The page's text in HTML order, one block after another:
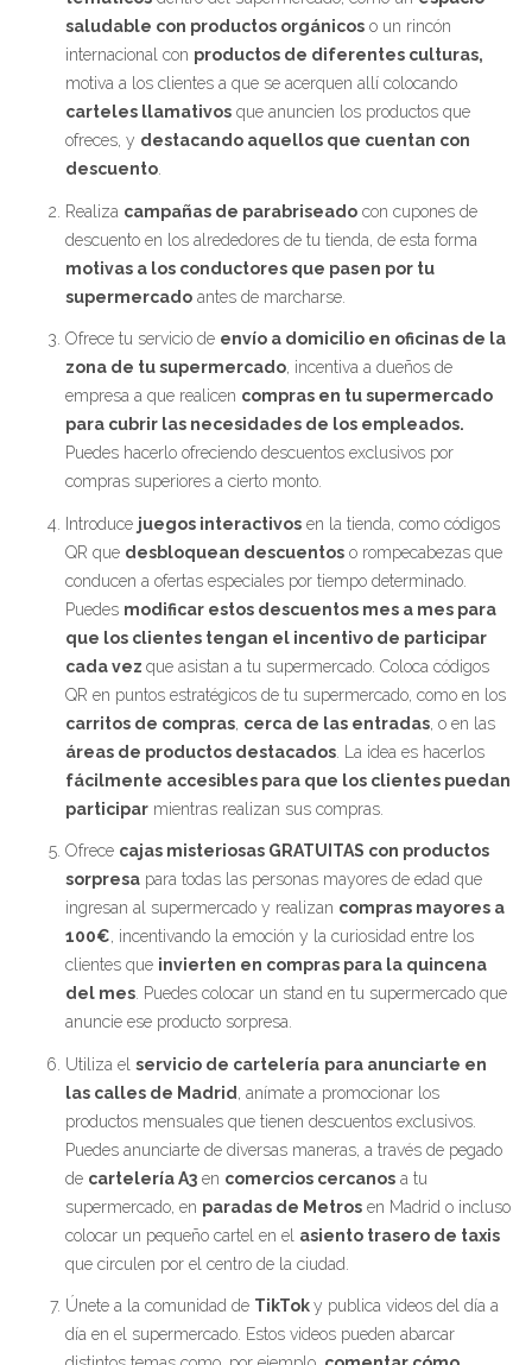
saludable con productos orgánicos o un rincón
internacional con productos de diferentes culturas,
motiva a los clientes a que se acerquen allí colocando
carteles llamativos que anuncien los productos que
ofreces, y destacando aquellos que cuentan con
descuento
Realiza campañas de parabriseado con cupones de
descuento en los alrededores de tu tienda, de esta forma
motivas a los conductores que pasen por tu
supermercado antes de marcharse.
Ofrece tu servicio de envío a domicilio en oficinas de la
zona de tu supermercado , incentiva a dueños de
empresa a que realicen compras en tu supermercado
para cubrir las necesidades de los empleados.
Puedes hacerlo ofreciendo descuentos exclusivos por
compras superiores a cierto monto.
Introduce juegos interactivos en la tienda, como códigos
QR que desbloquean descuentos o rompecabezas que
conducen a ofertas especiales por tiempo determinado.
Puedes modificar estos descuentos mes a mes para
que los clientes tengan el incentivo de participar
cada vez que asistan a tu supermercado. Coloca códigos
QR en puntos estratégicos de tu supermercado, como en los
carritos de compras cerca de las entradas , o en las
áreas de productos destacados . La idea es hacerlos
fácilmente accesibles para que los clientes puedan
participar mientras realizan sus compras.
Ofrece cajas misteriosas GRATUITAS con productos
sorpresa para todas las personas mayores de edad que
ingresan al supermercado y realizan compras mayores a
100€ , incentivando la emoción y la curiosidad entre los
clientes que invierten en compras para la quincena
del mes . Puedes colocar un stand en tu supermercado que
anuncie ese producto sorpresa.
Utiliza el servicio de cartelería para anunciarte en
las calles de Madrid
, anímate a promocionar los
productos mensuales que tienen descuentos exclusivos.
Puedes anunciarte de diversas maneras, a través de pegado
de cartelería A3 en comercios cercanos a tu
supermercado, en paradas de Metros en Madrid o incluso
colocar un pequeño cartel en el asiento trasero de taxis
que circulen por el centro de la ciudad.
Únete a la comunidad de TikToky publica videos del día a
día en el supermercado. Estos videos pueden abarcar